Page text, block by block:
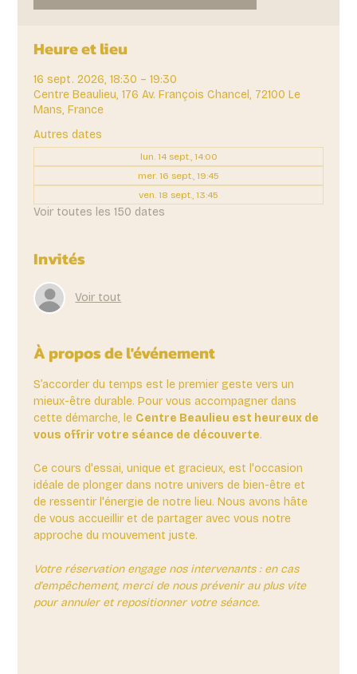
Heure et lieu
16 sept. 2026, 18:30 – 19:30
Centre Beaulieu, 176 Av. François Chancel, 72100 Le
Mans, France
Autres dates
lun. 14 sept., 14:00
mer. 16 sept., 19:45
ven. 18 sept., 13:45
Voir toutes les 150 dates
Invités
Voir tout
À propos de l'événement
S’accorder du temps est le premier geste vers un
mieux-être durable. Pour vous accompagner dans
cette démarche, le Centre Beaulieu est heureux de
vous offrir votre séance de découverte.
Ce cours d'essai, unique et gracieux, est l'occasion
idéale de plonger dans notre univers de bien-être et
de ressentir l'énergie de notre lieu. Nous avons hâte
de vous accueillir et de partager avec vous notre
approche du mouvement juste.
Votre réservation engage nos intervenants : en cas
d'empêchement, merci de nous prévenir au plus vite
pour annuler et repositionner votre séance.